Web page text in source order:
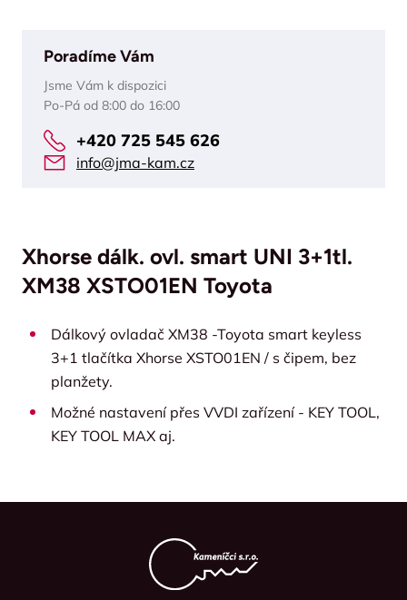
Poradíme Vám
Jsme Vám k dispozici
Po-Pá od 8:00 do 16:00
+420 725 545 626
info@jma-kam.cz
Xhorse dálk. ovl. smart UNI 3+1tl.
XM38 XSTO01EN Toyota
Dálkový ovladač XM38 -Toyota smart keyless
3+1 tlačítka Xhorse XSTO01EN / s čipem, bez
planžety.
Možné nastavení přes VVDI zařízení - KEY TOOL,
KEY TOOL MAX aj.